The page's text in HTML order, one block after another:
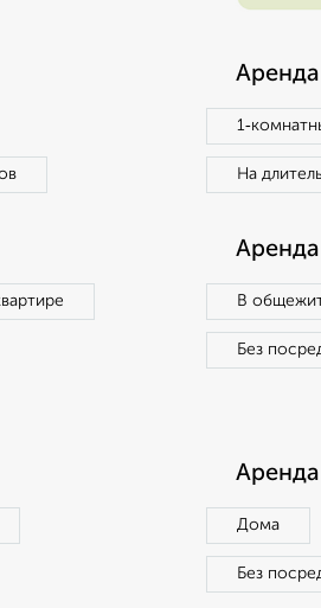
Аренда
На
В
Без
Дома
Без